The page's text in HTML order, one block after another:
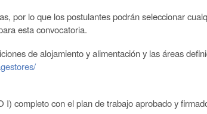
por lo que los postulantes podrán seleccionar
esta convocatoria.
de alojamiento y alimentación y las áreas
I) completo con el plan de trabajo aprobado y